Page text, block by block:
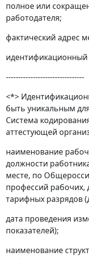
полное или
работодателя;
фактический адрес
--------------------------------
<*>
быть уникальным
Система
аттестующей
наименование
должности
месте, по
профессий рабочих,
тарифных разрядов
дата проведения
показателей);
наименование